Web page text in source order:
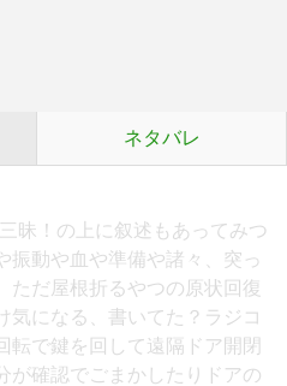
ネタバレ
昧！の上に叙述もあってみつ
振動や血や準備や諸々、突っ
ただ屋根折るやつの原状回復
気になる、書いてた？ラジコ
転で鍵を回して遠隔ドア開閉
が確認でごまかしたりドアの